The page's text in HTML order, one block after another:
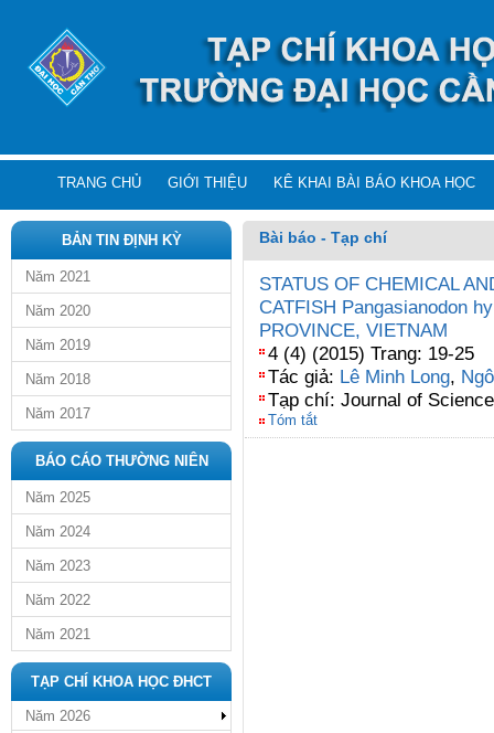
TRANG CHỦ GIỚI THIỆU KÊ KHAI BÀI BÁO KHOA HỌC
BẢN TIN ĐỊNH KỲ
Năm 2021
Năm 2020
Năm 2019
Năm 2018
Năm 2017
BÁO CÁO THƯỜNG NIÊN
Năm 2025
Năm 2024
Năm 2023
Năm 2022
Năm 2021
TẠP CHÍ KHOA HỌC ĐHCT
Năm 2026
Bài báo - Tạp chí
STATUS OF CHEMICAL
CATFISH Pangasianodon
PROVINCE, VIETNAM
4 (4) (2015) Trang: 19-25
Tác giả: Lê Minh Long,
Tạp chí: Journal of Science
Tóm tắt